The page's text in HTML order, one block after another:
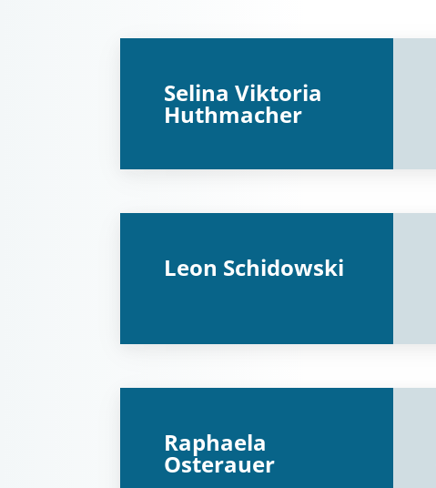
Selina Viktoria
Huthmacher
Leon Schidowski
Raphaela
Osterauer